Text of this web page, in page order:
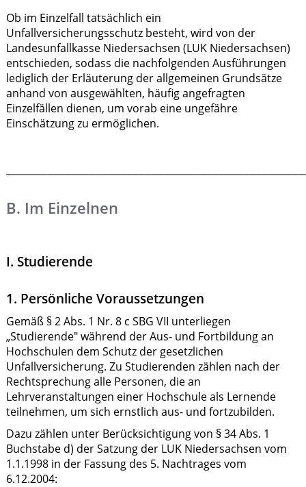
Ob im Einzelfall tatsächlich ein
Unfallversicherungsschutz besteht, wird von der
Landesunfallkasse Niedersachsen (LUK Niedersachsen)
entschieden, sodass die nachfolgenden Ausführungen
lediglich der Erläuterung der allgemeinen Grundsätze
anhand von ausgewählten, häufig angefragten
Einzelfällen dienen, um vorab eine ungefähre
Einschätzung zu ermöglichen.
B. Im Einzelnen
I. Studierende
1. Persönliche Voraussetzungen
Gemäß § 2 Abs. 1 Nr. 8 c SBG VII unterliegen
„Studierende" während der Aus- und Fortbildung an
Hochschulen dem Schutz der gesetzlichen
Unfallversicherung. Zu Studierenden zählen nach der
Rechtsprechung alle Personen, die an
Lehrveranstaltungen einer Hochschule als Lernende
teilnehmen, um sich ernstlich aus- und fortzubilden.
Dazu zählen unter Berücksichtigung von § 34 Abs. 1
Buchstabe d) der Satzung der LUK Niedersachsen vom
1.1.1998 in der Fassung des 5. Nachtrages vom
6.12.2004: